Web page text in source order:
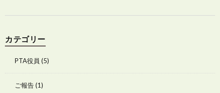
カテゴリー
PTA役員 (5)
ご報告(1)